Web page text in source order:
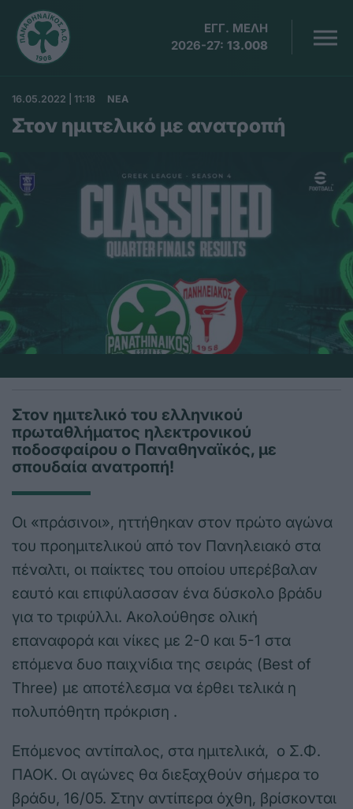
ΕΓΓ. ΜΕΛΗ
2026-27: 13.008
16.05.2022 | 11:18 ΝΕΑ
Στον ημιτελικό με ανατροπή
Στον ημιτελικό του ελληνικού
πρωταθλήματος ηλεκτρονικού
ποδοσφαίρου ο Παναθηναϊκός, με
σπουδαία ανατροπή!
Οι «πράσινοι», ηττήθηκαν στον πρώτο αγώνα
του προημιτελικού από τον Πανηλειακό στα
πέναλτι, οι παίκτες του οποίου υπερέβαλαν
εαυτό και επιφύλασσαν ένα δύσκολο βράδυ
για το τριφύλλι. Ακολούθησε ολική
επαναφορά και νίκες με 2-0 και 5-1 στα
επόμενα δυο παιχνίδια της σειράς (Best of
Three) με αποτέλεσμα να έρθει τελικά η
πολυπόθητη πρόκριση .
Επόμενος αντίπαλος, στα ημιτελικά, ο Σ.Φ.
ΠΑΟΚ. Οι αγώνες θα διεξαχθούν σήμερα το
βράδυ, 16/05. Στην αντίπερα όχθη, βρίσκονται